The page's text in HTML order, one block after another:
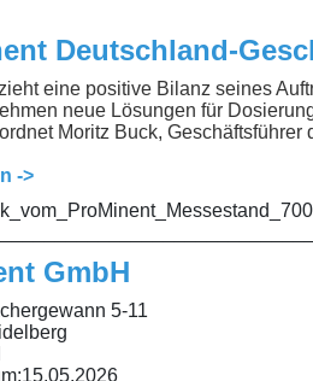
Deutschland-
eine positive Bilanz seines
neue Lösungen für
Moritz Buck,
->
GmbH
5-11
15.05.2026